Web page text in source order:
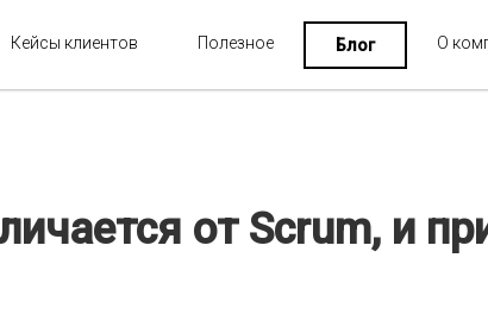
Кейсы клиентов Полезное Блог О
от Scrum, и